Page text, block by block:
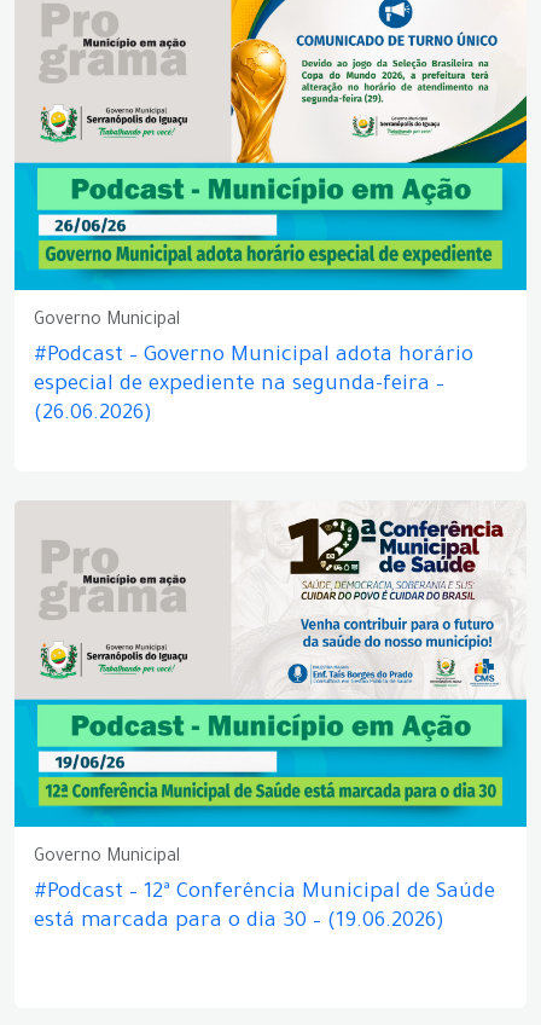
Governo Municipal
#Podcast – Governo Municipal adota horário
especial de expediente na segunda-feira –
(26.06.2026)
Governo Municipal
#Podcast – 12ª Conferência Municipal de Saúde
está marcada para o dia 30 – (19.06.2026)